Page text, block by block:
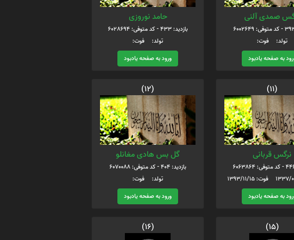
صمدی آلنی
تولد: فوت:
به صفحه یادبود
حامد نوروزی
بازدید: 433 - کد متوفی: 6028694
تولد: فوت:
ورود به صفحه یادبود
(11)
نرگس قربانی
به صفحه یادبود
(12)
گل بس هادی مغانلو
بازدید: 404 - کد متوفی: 6070088
تولد: فوت:
ورود به صفحه یادبود
(15)
(16)